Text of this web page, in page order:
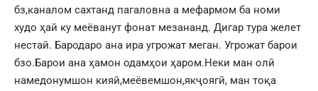
бз,каналом сахтанд пагаловна а мефармом ба номи
худо ҳай ку меёванут фонат мезананд. Дигар тура желет
нестай. Бародаро ана ира угрожат меган. Угрожат барои
бзо.Барои ана ҳамон одамҳои ҳаром.Неки ман олӣ
намедонумшон кияй,меёвемшон,якҷоягӣ, ман тоқа